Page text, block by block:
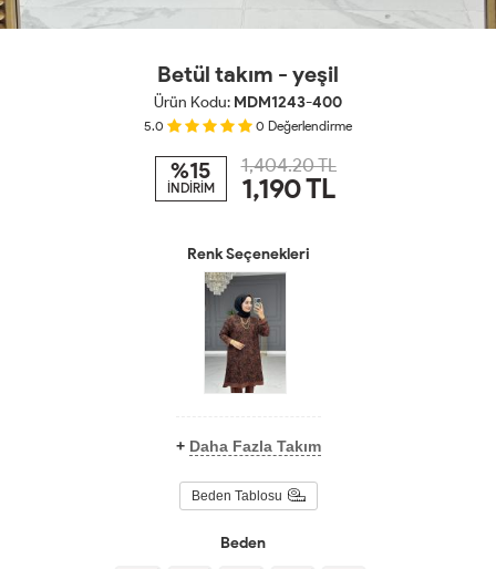
Betül takım - yeşil
Ürün Kodu: MDM1243-400
5.0 0 Değerlendirme
%15
İNDİRİM
1,404.20 TL
1,190TL
Renk Seçenekleri
+ Daha Fazla Takım
Beden Tablosu
Beden